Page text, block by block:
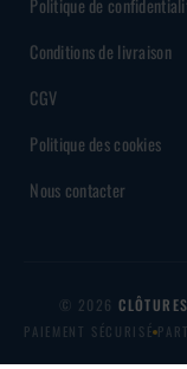
Politique de
Conditions de livraison
CGV
Politique des cookies
Nous contacter
© 2026
PAIEMENT SÉCURISÉ